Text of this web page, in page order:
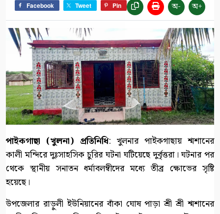
Facebook Tweet Pin অ- অ+
পাইকগাছা (খুলনা) প্রতিনিধি: খুলনার পাইকগাছায় শ্মশানের
কালী মন্দিরে দুঃসাহসিক চুরির ঘটনা ঘটিয়েছে দুর্বৃত্তরা। ঘটনার পর
থেকে স্থানীয় সনাতন ধর্মাবলম্বীদের মধ্যে তীব্র ক্ষোভের সৃষ্টি
হয়েছে।
উপজেলার রাড়ুলী ইউনিয়ানের বাঁকা ঘোষ পাড়া শ্রী শ্রী শ্মশানের